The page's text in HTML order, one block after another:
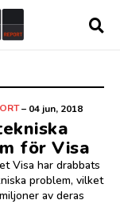
– 04 jun, 2018
för Visa
Visa har drabbats
problem, vilket
av deras